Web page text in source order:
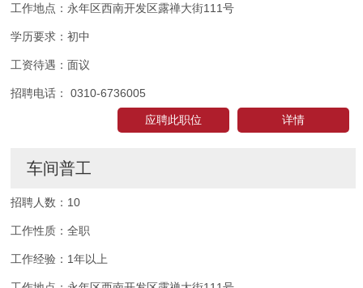
工作地点： 永年区西南开发区露禅大街111号
学历要求：初中
工资待遇：面议
招聘电话： 0310-6736005
详情
应聘此职位
车间普工
招聘人数： 10
工作性质：全职
工作经验： 1年以上